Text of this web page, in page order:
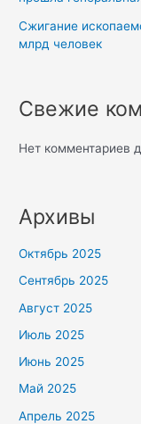
Сжигание
млрд человек
Свежие
Нет комментариев
Архивы
Октябрь 2025
Сентябрь 2025
Август 2025
Июль 2025
Июнь 2025
Май 2025
Апрель 2025